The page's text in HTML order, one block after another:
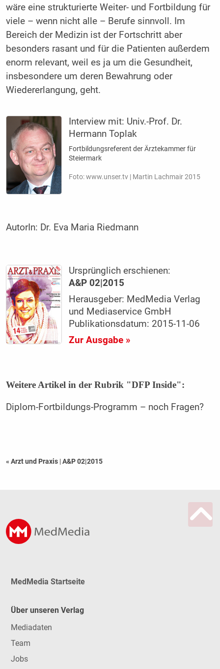
wäre eine strukturierte Weiter- und Fortbildung für
viele – wenn nicht alle – Berufe sinnvoll. Im
Bereich der Medizin ist der Fortschritt aber
besonders rasant und für die Patienten außerdem
enorm relevant, weil es ja um die Gesundheit,
insbesondere um deren Bewahrung oder
Wiedererlangung, geht.
Interview mit: Univ.-Prof. Dr.
Hermann Toplak
Fortbildungsreferent der Ärztekammer für
Steiermark
Foto: www.unser.tv | Martin Lachmair 2015
AutorIn: Dr. Eva Maria Riedmann
Ursprünglich erschienen:
A&P 02|2015
Herausgeber: MedMedia Verlag
und Mediaservice GmbH
Publikationsdatum: 2015-11-06
Zur Ausgabe »
Weitere Artikel in der Rubrik "DFP Inside":
Diplom-Fortbildungs-Programm – noch Fragen?
« Arzt und Praxis |A&P 02|2015
MedMedia Startseite
Über unseren Verlag
Mediadaten
Team
Jobs